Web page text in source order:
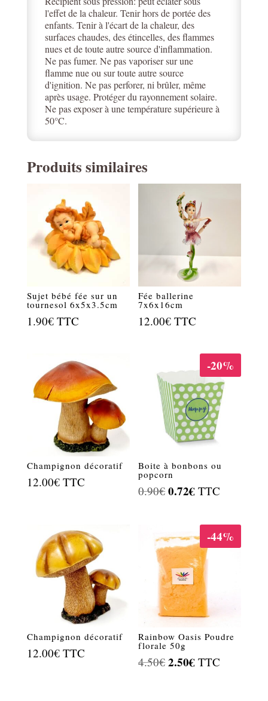
l'effet de la chaleur. Tenir hors de portée des
enfants. Tenir à l'écart de la chaleur, des
surfaces chaudes, des étincelles, des flammes
nues et de toute autre source d'inflammation.
Ne pas fumer. Ne pas vaporiser sur une
flamme nue ou sur toute autre source
d'ignition. Ne pas perforer, ni brûler, même
après usage. Protéger du rayonnement solaire.
Ne pas exposer à une température supérieure à
50°C.
Produits similaires
Sujet bébé fée sur un
tournesol 6x5x3.5cm
1.90€ TTC
Fée ballerine
7x6x16cm
12.00€ TTC
Champignon décoratif
12.00€ TTC
-20%
Boite à bonbons ou
popcorn
0.90€ Le
était :
0.90€.
0.72€ Le
actuel
est :
0.72€.
TTC
Champignon décoratif
12.00€ TTC
-44%
Rainbow Oasis Poudre
florale 50g
4.50€ Le
2.50€ Le
TTC